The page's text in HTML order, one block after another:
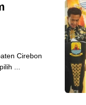
Cirebon
...